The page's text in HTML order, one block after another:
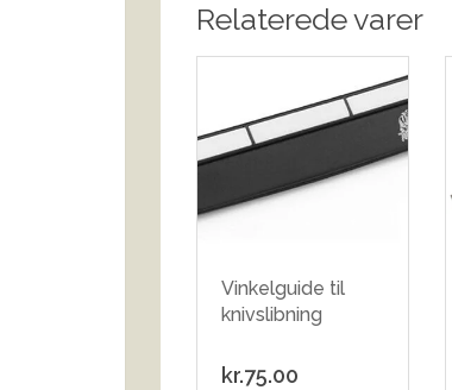
Relaterede varer
Vinkelguide til
knivslibning
kr.75.00